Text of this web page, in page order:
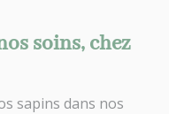
soins, chez
sapins dans nos